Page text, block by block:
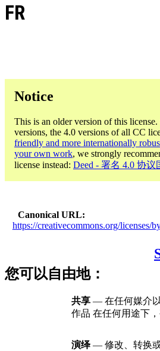
FR
Notice
This is an older version of this
versions, the 4.0 versions of all CC
friendly and more internationally
your own work, we strongly
license instead: Deed - 署名 4.0 协议
Canonical URL
https://creativecommons.org/licenses/
您可以自由地：
共享 — 在任何媒介
作品 在任何用途下，
演绎 — 修改、转换